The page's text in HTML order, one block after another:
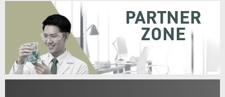
PARTNER
ZONE